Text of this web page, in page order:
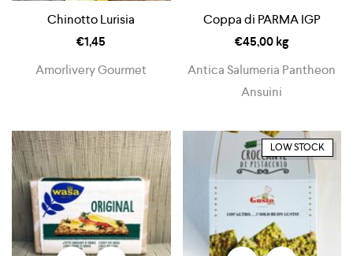
Chinotto Lurisia
€1,45
Amorlivery Gourmet
Coppa di PARMA IGP
€45,00kg
Antica Salumeria Pantheon
Ansuini
LOW STOCK